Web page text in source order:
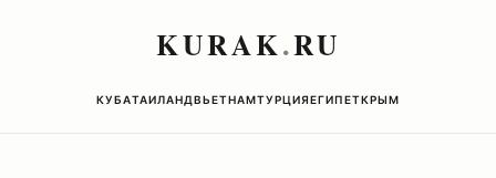
KURAK.RU
КУБАТАИЛАНДВЬЕТНАМТУРЦИЯЕГИПЕТКРЫМ